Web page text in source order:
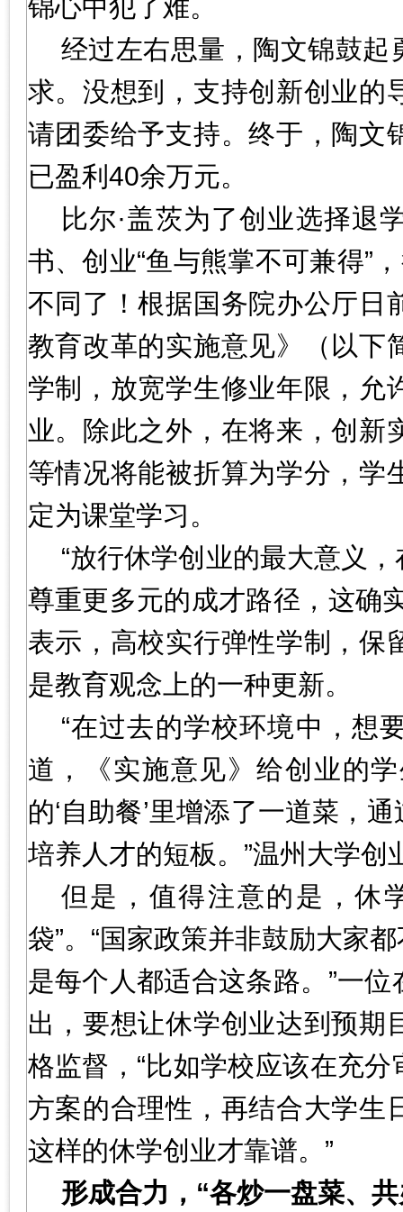
锦心中犯了难。
经过左右思量，陶文锦鼓
求。没想到，支持创新创业的
请团委给予支持。终于，陶文
已盈利40余万元。
比尔·盖茨为了创业选择退
书、创业“鱼与熊掌不可兼得”
不同了！根据国务院办公厅日
教育改革的实施意见》（以下
学制，放宽学生修业年限，允
业。除此之外，在将来，创新
等情况将能被折算为学分，学
定为课堂学习。
“放行休学创业的最大意义
尊重更多元的成才路径，这确
表示，高校实行弹性学制，保
是教育观念上的一种更新。
“在过去的学校环境中，想
道，《实施意见》给创业的
的‘自助餐’里增添了一道菜，
培养人才的短板。”温州大学
但是，值得注意的是，休
袋”。“国家政策并非鼓励大家
是每个人都适合这条路。”一
出，要想让休学创业达到预期
格监督，“比如学校应该在充
方案的合理性，再结合大学生
这样的休学创业才靠谱。”
形成合力，“各炒一盘菜、